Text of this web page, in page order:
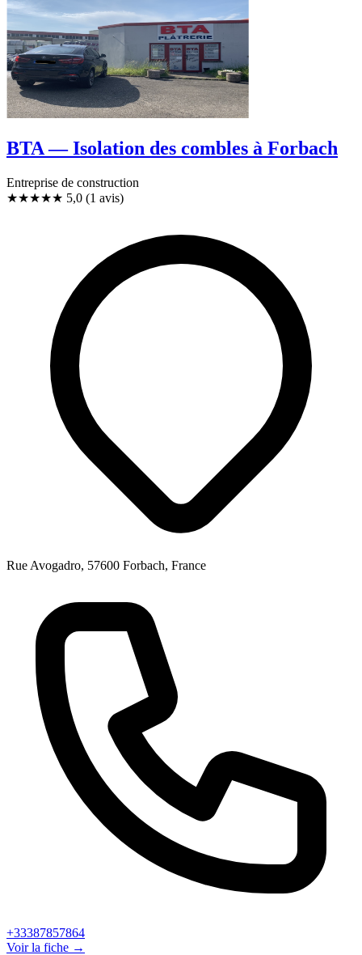
BTA — Isolation des combles à Forbach
Entreprise de construction
★★★★★ 5,0 (1 avis)
Rue Avogadro, 57600 Forbach, France
+33387857864
Voir la fiche →